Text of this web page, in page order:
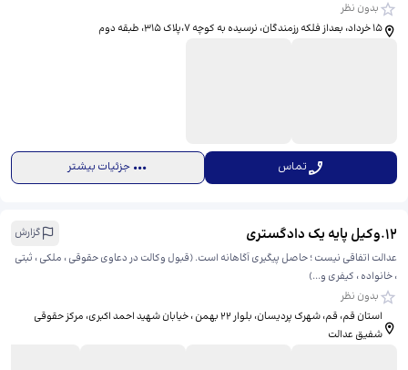
بدون نظر
۱۵ خرداد، بعداز فلکه رزمندگان، نرسیده به کوچه ۷،پلاک ۳۱۵، ​طبقه دوم
تماس جزئیات بیشتر
12
.وکیل پایه یک دادگستری
گزارش
عدالت اتفاقی نیست ؛ حاصل پیگیری آگاهانه است. (قبول وکالت در دعاوی حقوقی ، ملکی ، ثبتی
، خانواده ، کیفری و...)
بدون نظر
استان قم، قم، شهرک پردیسان، بلوار ۲۲ بهمن ، خیابان شهید احمد اکبری، ​مرکز حقوقی
شفیق عدالت